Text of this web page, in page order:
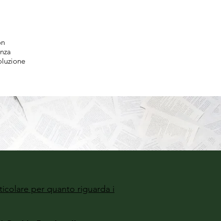
per quanto riguarda i